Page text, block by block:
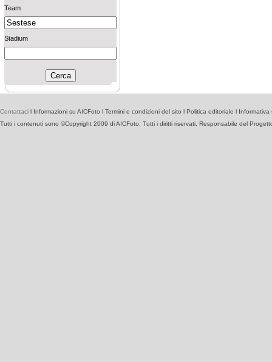
Team
Stadium
Contattaci l Informazioni su AICFoto l Termini e condizioni del sito l Politica editoriale l Informativa
Tutti i contenuti sono ©Copyright 2009 di AICFoto. Tutti i diritti riservati. Responsabile del